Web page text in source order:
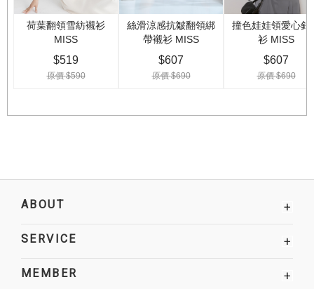
ABOUT +
SERVICE +
MEMBER +